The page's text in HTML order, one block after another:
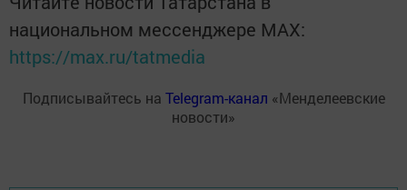
национальном мессенджере MАХ:
https://max.ru/tatmedia
Подписывайтесь на Telegram-канал «Менделеевские
новости»